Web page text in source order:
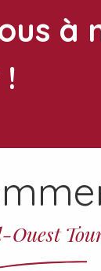
à
Ouest